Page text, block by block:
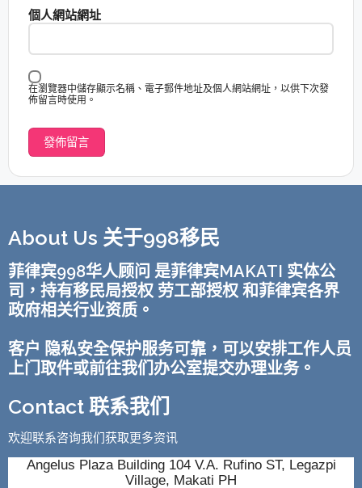
個人網站網址
在瀏覽器中儲存顯示名稱、電子郵件地址及個人網站網址，以供下次發
佈留言時使用。
About Us 关于998移民
菲律宾998华人顾问 是菲律宾MAKATI 实体公
司，持有移民局授权 劳工部授权 和菲律宾各界
政府相关行业资质。
客户 隐私安全保护服务可靠，可以安排工作人员
上门取件或前往我们办公室提交办理业务。
Contact 联系我们
欢迎联系咨询我们获取更多资讯
Angelus Plaza Building 104 V.A. Rufino ST, Legazpi
Village, Makati PH